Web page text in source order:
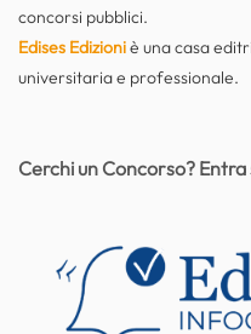
concorsi pubblici.
Edises Edizioniè una casa
universitaria e professionale.
Cerchi un Concorso?